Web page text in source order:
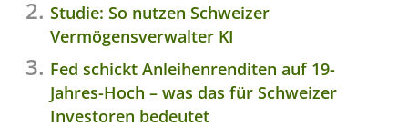
Studie: So nutzen Schweizer
Vermögensverwalter KI
Fed schickt Anleihenrenditen auf 19-
Jahres-Hoch – was das für Schweizer
Investoren bedeutet